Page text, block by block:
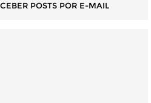
POSTS POR E-MAIL